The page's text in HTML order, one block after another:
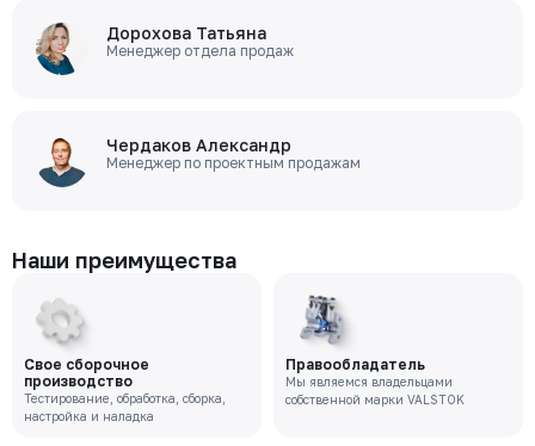
Дорохова Татьяна
Менеджер отдела продаж
Чердаков Александр
Менеджер по проектным продажам
Наши преимущества
Свое сборочное
производство
Тестирование, обработка, сборка,
настройка и наладка
Правообладатель
Мы являемся владельцами
собственной марки VALSTOK